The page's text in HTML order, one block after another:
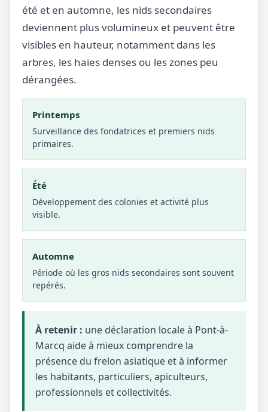
été et en automne, les nids secondaires
deviennent plus volumineux et peuvent être
visibles en hauteur, notamment dans les
arbres, les haies denses ou les zones peu
dérangées.
Printemps
Surveillance des fondatrices et premiers nids
primaires.
Été
Développement des colonies et activité plus
visible.
Automne
Période où les gros nids secondaires sont souvent
repérés.
À retenir : une déclaration locale à Pont-à-
Marcq aide à mieux comprendre la
présence du frelon asiatique et à informer
les habitants, particuliers, apiculteurs,
professionnels et collectivités.